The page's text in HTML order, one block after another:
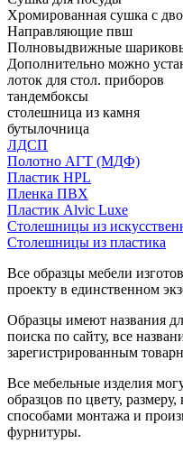
Хромированная сушка с
Направляющие пвш
Полновыдвижные
Дополнительно можно
лоток для стол. приборов
тандембоксы
столешница из камня
бутылочница
ЛДСП
Полотно АГТ (МДФ)
Пластик HPL
Пленка ПВХ
Пластик Alvic Luxe
Столешницы из
Столешницы из пластика
Все образцы мебели
проекту в единственном
Образцы имеют названия
поиска по сайту, все
зарегистрированным
Все мебельные изделия
образцов по цвету,
способами монтажа и
фурнитуры.